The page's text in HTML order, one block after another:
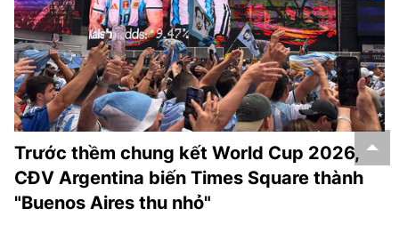
Trước thềm chung kết World Cup 2026,
CĐV Argentina biến Times Square thành
"Buenos Aires thu nhỏ"